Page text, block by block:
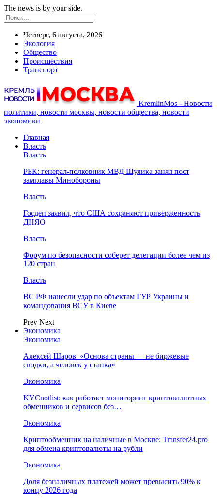
The news is by your side.
Четверг, 6 августа, 2026
Экология
Общество
Происшествия
Транспорт
KremlinMos - Новости
политики, новости москвы, новости общества, новости
экономики
Главная
Власть
Власть
РБК: генерал-полковник МВД Шулика занял пост
замглавы Минобороны
Власть
Госдеп заявил, что США сохраняют приверженность
ДНЯО
Власть
Форум по безопасности соберет делегации более чем из
120 стран
Власть
ВС РФ нанесли удар по объектам ГУР Украины и
командования ВСУ в Киеве
Prev Next
Экономика
Экономика
Алексей Шаров: «Основа страны — не биржевые
сводки, а человек у станка»
Экономика
KYCnotlist: как работает мониторинг криптовалютных
обменников и сервисов без…
Экономика
Криптообменник на наличные в Москве: Transfer24.pro
для обмена криптовалюты на рубли
Экономика
Доля безналичных платежей может превысить 90% к
концу 2026 года